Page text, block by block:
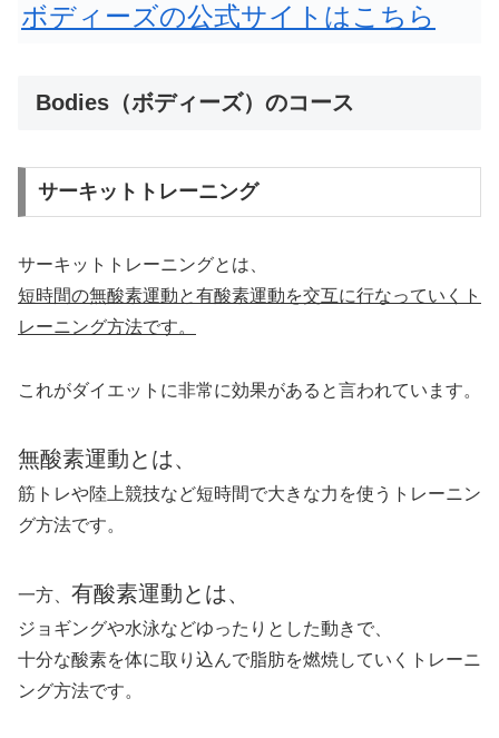
ボディーズの公式サイトはこちら
Bodies（ボディーズ）のコース
サーキットトレーニング
サーキットトレーニングとは、
短時間の無酸素運動と有酸素運動を交互に行なっていくト
レーニング方法です。
これがダイエットに非常に効果があると言われています。
無酸素運動とは、
筋トレや陸上競技など短時間で大きな力を使うトレーニン
グ方法です。
一方、 有酸素運動とは、
ジョギングや水泳などゆったりとした動きで、
十分な酸素を体に取り込んで脂肪を燃焼していくトレーニ
ング方法です。